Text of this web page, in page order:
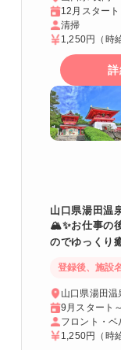
12月スタート
清掃
1,250円
（時
詳
山口県湯田温
🏔✨お仕事の
のでゆっくり
登録後、施設
山口県湯田温
9月スタート
フロント・ベ
1,250円 （時